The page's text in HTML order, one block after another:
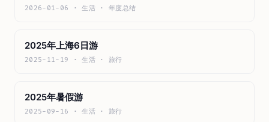
2026-01-06 · 生活 · 年度总结
2025年上海6日游
2025-11-19 · 生活 · 旅行
2025年暑假游
2025-09-16 · 生活 · 旅行